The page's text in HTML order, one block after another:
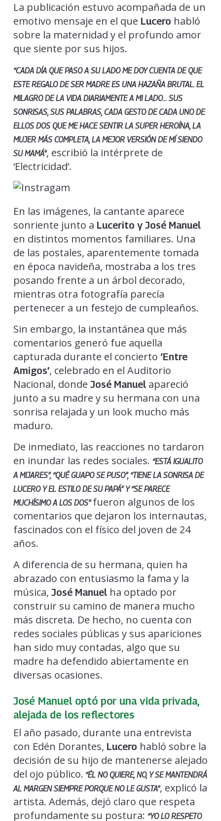
La publicación estuvo acompañada de un
emotivo mensaje en el que Lucero habló
sobre la maternidad y el profundo amor
que siente por sus hijos.
“CADA DÍA QUE PASO A SU LADO ME DOY CUENTA DE QUE
ESTE REGALO DE SER MADRE ES UNA HAZAÑA BRUTAL. EL
MILAGRO DE LA VIDA DIARIAMENTE A MI LADO… SUS
SONRISAS, SUS PALABRAS, CADA GESTO DE CADA UNO DE
ELLOS DOS QUE ME HACE SENTIR LA SUPER HEROÍNA, LA
MUJER MÁS COMPLETA, LA MEJOR VERSIÓN DE MÍ SIENDO
SU MAMÁ”, escribió la intérprete de
‘Electricidad’.
En las imágenes, la cantante aparece
sonriente junto a Lucerito y José Manuel
en distintos momentos familiares. Una
de las postales, aparentemente tomada
en época navideña, mostraba a los tres
posando frente a un árbol decorado,
mientras otra fotografía parecía
pertenecer a un festejo de cumpleaños.
Sin embargo, la instantánea que más
comentarios generó fue aquella
capturada durante el concierto ‘Entre
Amigos’, celebrado en el Auditorio
Nacional, donde José Manuelapareció
junto a su madre y su hermana con una
sonrisa relajada y un look mucho más
maduro.
De inmediato, las reacciones no tardaron
en inundar las redes sociales. “ESTÁ IGUALITO
A MIJARES”, “QUÉ GUAPO SE PUSO”, “TIENE LA SONRISA DE
LUCERO Y EL ESTILO DE SU PAPÁ” Y “SE PARECE
MUCHÍSIMO A LOS DOS”fueron algunos de los
comentarios que dejaron los internautas,
fascinados con el físico del joven de 24
años.
A diferencia de su hermana, quien ha
abrazado con entusiasmo la fama y la
música, José Manuelha optado por
construir su camino de manera mucho
más discreta. De hecho, no cuenta con
redes sociales públicas y sus apariciones
han sido muy contadas, algo que su
madre ha defendido abiertamente en
diversas ocasiones.
José Manuel optó por una vida privada,
alejada de los reflectores
El año pasado, durante una entrevista
con Edén Dorantes, Lucero habló sobre la
decisión de su hijo de mantenerse alejado
del ojo público. “ÉL NO QUIERE, NO, Y SE MANTENDRÁ
AL MARGEN SIEMPRE PORQUE NO LE GUSTA”, explicó la
artista. Además, dejó claro que respeta
profundamente su postura: “YO LO RESPETO